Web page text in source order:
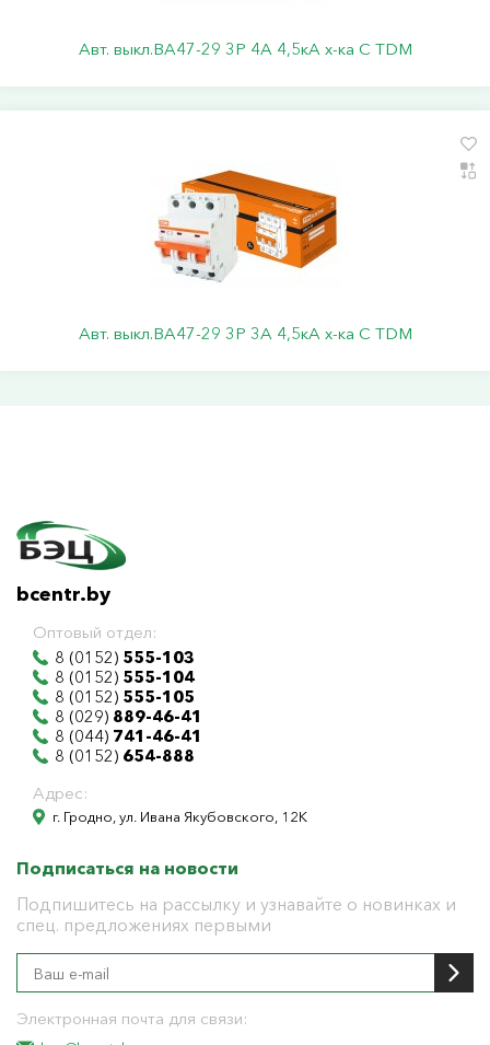
Авт. выкл.ВА47-29 3Р 4А 4,5кА х-ка С TDM
Авт. выкл.ВА47-29 3Р 3А 4,5кА х-ка С TDM
bcentr.by
Оптовый отдел:
8 (0152) 555-103
8 (0152) 555-104
8 (0152) 555-105
8 (029) 889-46-41
8 (044) 741-46-41
8 (0152) 654-888
Адрес:
г. Гродно, ул. Ивана Якубовского, 12К
Подписаться на новости
Подпишитесь на рассылку и узнавайте о новинках и
спец. предложениях первыми
Электронная почта для связи: